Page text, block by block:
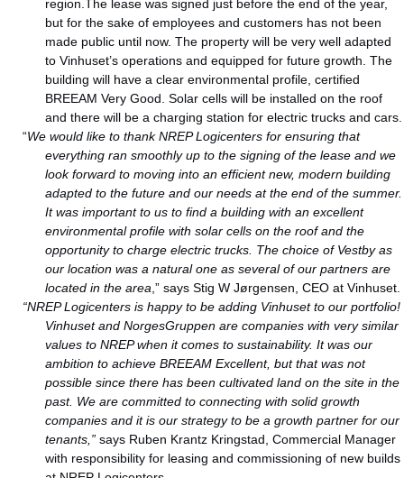
region.The lease was signed just before the end of the year,
but for the sake of employees and customers has not been
made public until now. The property will be very well adapted
to Vinhuset’s operations and equipped for future growth. The
building will have a clear environmental profile, certified
BREEAM Very Good. Solar cells will be installed on the roof
and there will be a charging station for electric trucks and cars.
“We would like to thank NREP Logicenters for ensuring that
everything ran smoothly up to the signing of the lease and we
look forward to moving into an efficient new, modern building
adapted to the future and our needs at the end of the summer.
It was important to us to find a building with an excellent
environmental profile with solar cells on the roof and the
opportunity to charge electric trucks. The choice of Vestby as
our location was a natural one as several of our partners are
located in the area ,” says Stig W Jørgensen, CEO at Vinhuset.
“NREP Logicenters is happy to be adding Vinhuset to our portfolio!
Vinhuset and NorgesGruppen are companies with very similar
values to NREP when it comes to sustainability. It was our
ambition to achieve BREEAM Excellent, but that was not
possible since there has been cultivated land on the site in the
past. We are committed to connecting with solid growth
companies and it is our strategy to be a growth partner for our
tenants,”says Ruben Krantz Kringstad, Commercial Manager
with responsibility for leasing and commissioning of new builds